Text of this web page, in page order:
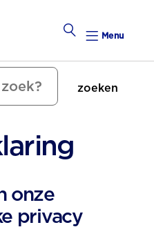
Menu
zoeken
onze
privacy